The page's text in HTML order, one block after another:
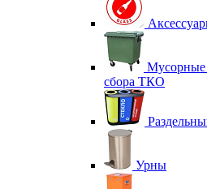
Мусорные
сбора ТКО
Урны